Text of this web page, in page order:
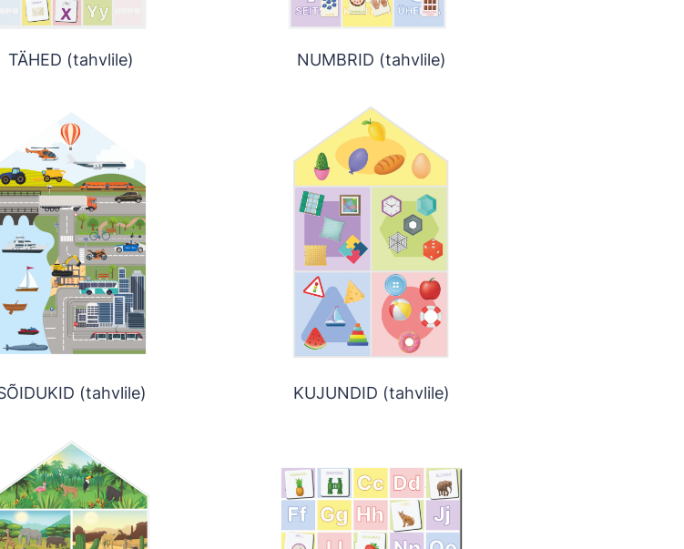
TÄHED (tahvlile) NUMBRID (tahvlile)
(tahvlile) KUJUNDID (tahvlile)